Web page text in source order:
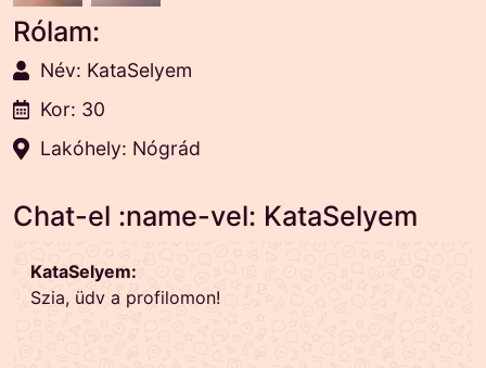
Rólam:
Név: KataSelyem
Kor: 30
Lakóhely: Nógrád
Chat-el :name-vel: KataSelyem
KataSelyem:
Szia, üdv a profilomon!